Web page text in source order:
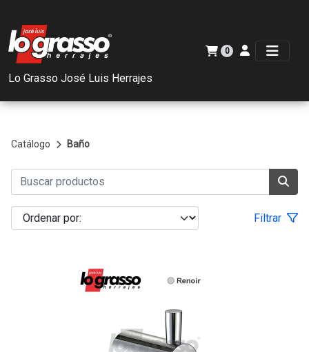
Lo Grasso José Luis Herrajes
0
Catálogo Baño
Filtrar